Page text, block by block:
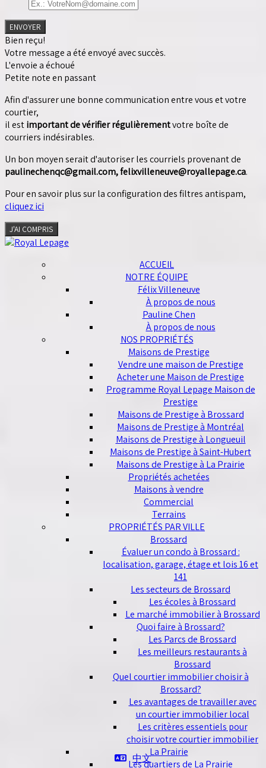
中文
ENVOYER
Bien reçu!
Votre message a été envoyé avec succès.
L'envoie a échoué
Petite note en passant
Afin d'assurer une bonne communication entre vous et votre
courtier,
il estimportant de vérifier régulièrementvotre boîte de
courriers indésirables.
Un bon moyen serait d'autoriser les courriels provenant de
paulinechenqc@gmail.com, felixvilleneuve@royallepage.ca.
Pour en savoir plus sur la configuration des filtres antispam,
cliquez ici
J'AI COMPRIS
ACCUEIL
NOTRE ÉQUIPE
Félix Villeneuve
À propos de nous
Pauline Chen
À propos de nous
NOS PROPRIÉTÉS
Maisons de Prestige
Vendre une maison de Prestige
Acheter une Maison de Prestige
Programme Royal Lepage Maison de
Prestige
Maisons de Prestige à Brossard
Maisons de Prestige à Montréal
Maisons de Prestige à Longueuil
Maisons de Prestige à Saint-Hubert
Maisons de Prestige à La Prairie
Propriétés achetées
Maisons à vendre
Commercial
Terrains
PROPRIÉTÉS PAR VILLE
Brossard
Évaluer un condo à Brossard :
localisation, garage, étage et lois 16 et
141
Les secteurs de Brossard
Les écoles à Brossard
Le marché immobilier à Brossard
Quoi faire à Brossard?
Les Parcs de Brossard
Les meilleurs restaurants à
Brossard
Quel courtier immobilier choisir à
Brossard?
Les avantages de travailler avec
un courtier immobilier local
Les critères essentiels pour
choisir votre courtier immobilier
La Prairie
Les quartiers de La Prairie